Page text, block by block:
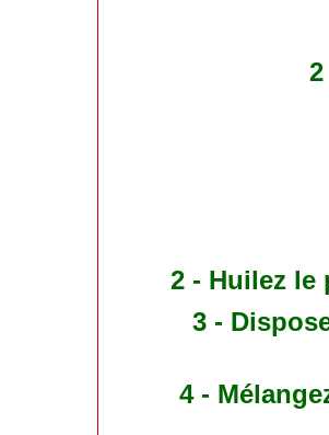
2 - Huilez le
3 -
4 -